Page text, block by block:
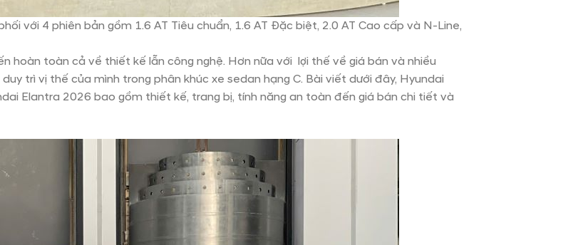
với 4 phiên bản gồm 1.6 AT Tiêu chuẩn, 1.6 AT Đặc biệt, 2.0 AT Cao cấp và N-Line,
hoàn toàn cả về thiết kế lẫn công nghệ. Hơn nữa với lợi thế về giá bán và nhiều
trì vị thế của mình trong phân khúc xe sedan hạng C. Bài viết dưới đây, Hyundai
Elantra 2026 bao gồm thiết kế, trang bị, tính năng an toàn đến giá bán chi tiết và